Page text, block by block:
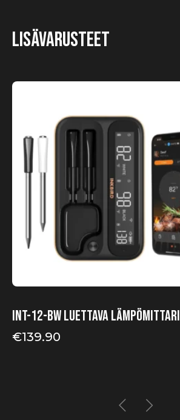
Lisävarusteet
INT-12-BW luettava lämpömittari
€139.90